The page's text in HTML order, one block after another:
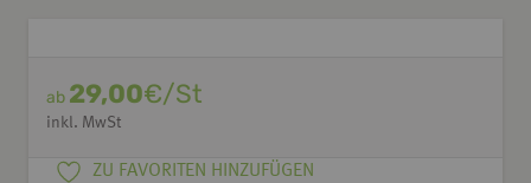
ab 29,00€/St
inkl. MwSt
ZU FAVORITEN HINZUFÜGEN